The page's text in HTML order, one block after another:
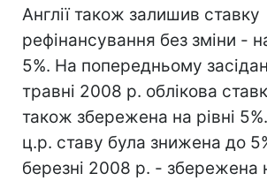
Англії також залишив ставку
рефінансування без зміни -
5%. На попередньому
травні 2008 р. облікова
також збережена на рівні 5%.
ц.р. ставу була знижена до
березні 2008 р. - збережена